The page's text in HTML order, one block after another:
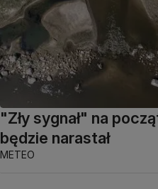
"Zły sygnał" na
będzie narastał
METEO